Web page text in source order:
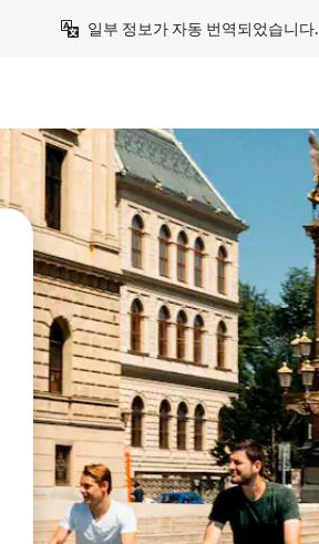
일부 정보가 자동 번역되었습니다.
스와이프 동작으로 탐색하세요.